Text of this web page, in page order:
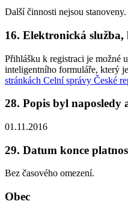
Další činnosti nejsou stanoveny.
16. Elektronická
Přihlášku k registraci je možné
inteligentního formuláře, který
stránkách Celní správy České
28. Popis byl naposledy
01.11.2016
29. Datum konce
Bez časového omezení.
Obec